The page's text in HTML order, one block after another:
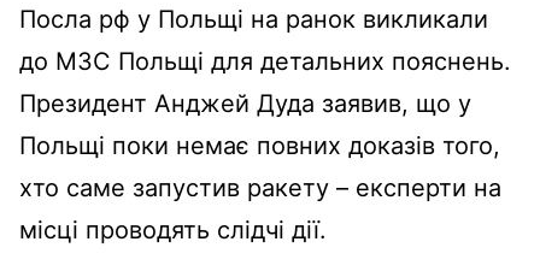
Посла рф у Польщі на ранок викликали
до МЗС Польщі для детальних пояснень.
Президент Анджей Дуда заявив, що у
Польщі поки немає повних доказів того,
хто саме запустив ракету – експерти на
місці проводять слідчі дії.